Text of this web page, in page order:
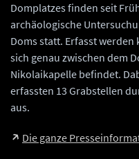
Domplatzes finden seit
archäologische
Doms statt. Erfasst
sich genau zwischen dem
Nikolaikapelle befindet.
erfassten 13 Grabstellen
aus.
Die ganze